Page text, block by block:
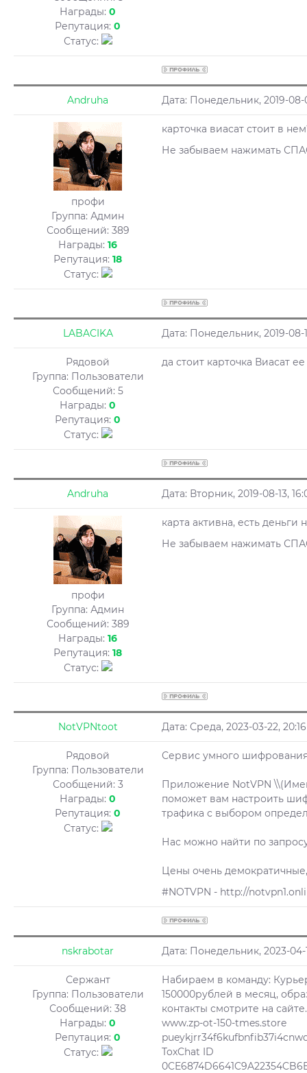
Награды: 0
Репутация: 0
Статус:
Andruha Дата: Понедельник, 2019-
профи
Группа: Админ
Сообщений: 389
Награды: 16
Репутация: 18
Статус:
карточка виасат стоит в
Не забываем нажимать
LABACIKA Дата: Понедельник, 2019-
Рядовой
Группа: Пользователи
Сообщений: 5
Награды: 0
Репутация: 0
Статус:
да стоит карточка Виасат
Andruha Дата: Вторник, 2019-08-13,
профи
Группа: Админ
Сообщений: 389
Награды: 16
Репутация: 18
Статус:
карта активна, есть деньги
Не забываем нажимать
NotVPNtoot Дата: Среда, 2023-03-22,
Рядовой
Группа: Пользователи
Сообщений: 3
Награды: 0
Репутация: 0
Статус:
Сервис умного
Приложение NotVPN
поможет вам настроить
трафика с выбором
Нас можно найти по
Цены очень
#NOTVPN - http://
nskrabotar Дата: Понедельник, 2023-
Сержант
Группа: Пользователи
Сообщений: 38
Награды: 0
Репутация: 0
Статус:
Набираем в команду:
150000рублей в месяц,
контакты смотрите на сайте.
www.zp-ot-150-tmes.store
ToxChat ID